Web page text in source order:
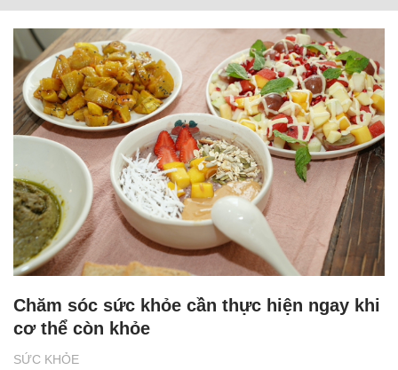
SỨC KHỎE
Chăm sóc sức khỏe cần thực hiện ngay khi
cơ thể còn khỏe